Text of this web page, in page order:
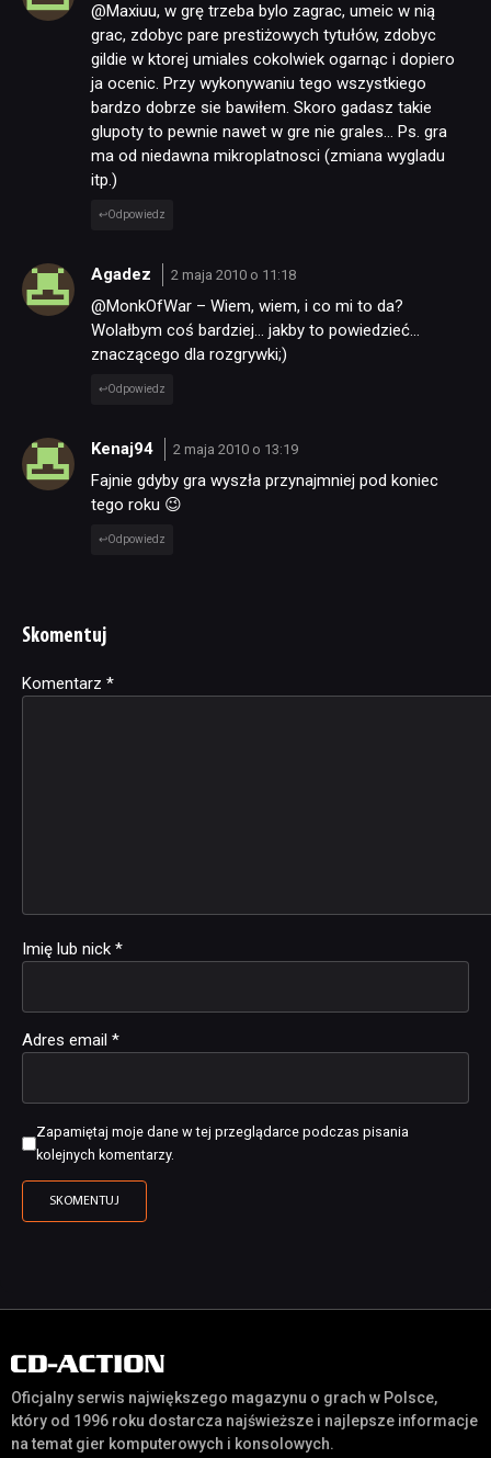
@Maxiuu, w grę trzeba bylo zagrac, umeic w nią
grac, zdobyc pare prestiżowych tytułów, zdobyc
gildie w ktorej umiales cokolwiek ogarnąc i dopiero
ja ocenic. Przy wykonywaniu tego wszystkiego
bardzo dobrze sie bawiłem. Skoro gadasz takie
glupoty to pewnie nawet w gre nie grales… Ps. gra
ma od niedawna mikroplatnosci (zmiana wygladu
itp.)
Odpowiedz
Agadez 2 maja 2010 o 11:18
@MonkOfWar – Wiem, wiem, i co mi to da?
Wolałbym coś bardziej… jakby to powiedzieć…
znaczącego dla rozgrywki;)
Odpowiedz
Kenaj94 2 maja 2010 o 13:19
Fajnie gdyby gra wyszła przynajmniej pod koniec
tego roku 😉
Odpowiedz
Skomentuj
Komentarz *
Imię lub nick *
Adres email *
Zapamiętaj moje dane w tej przeglądarce podczas pisania
kolejnych komentarzy.
Alternative:
Oficjalny serwis największego magazynu o grach w Polsce,
który od 1996 roku dostarcza najświeższe i najlepsze informacje
na temat gier komputerowych i konsolowych.